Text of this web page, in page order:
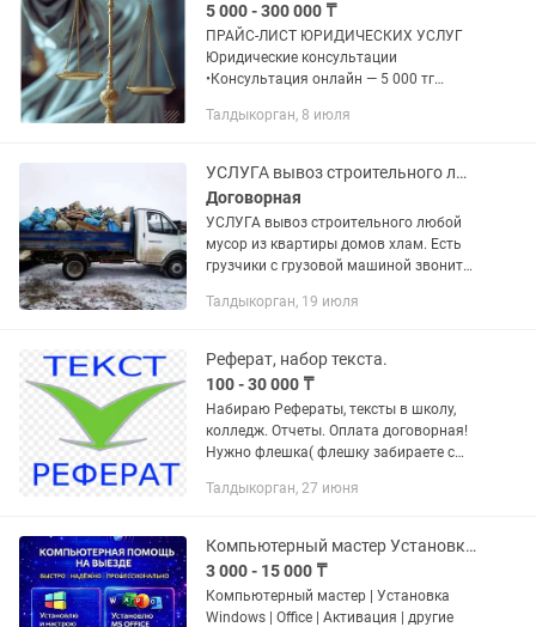
5 000 - 300 000 ₸
ПРАЙС-ЛИСТ ЮРИДИЧЕСКИХ УСЛУГ
Юридические консультации
•Консультация онлайн — 5 000 тг
15 000 тг •Анализ ситуации + план
Талдыкорган, 8 июля
УСЛУГА вывоз строительного любой мусор из квартиры домов хлам. Есть грузчик
Договорная
УСЛУГА вывоз строительного любой
мусор из квартиры домов хлам. Есть
грузчики с грузовой машиной звоните
Талдыкорган, 19 июля
Реферат, набор текста.
100 - 30 000 ₸
Набираю Рефераты, тексты в школу,
колледж. Отчеты. Оплата договорная!
Нужно флешка( флешку забираете с
оплата за заказ, Сам текст для набора!
Талдыкорган, 27 июня
Компьютерный мастер Установка Windows Office Активация другие
3 000 - 15 000 ₸
Компьютерный мастер | Установка
Windows | Office | Активация | другие